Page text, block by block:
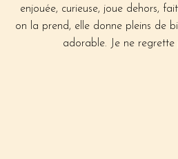
enjouée, curieuse, joue dehors,
on la prend, elle donne pleins de
adorable. Je ne regrette